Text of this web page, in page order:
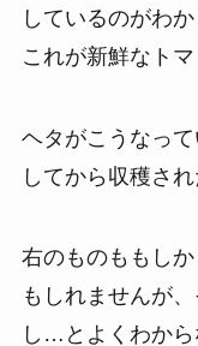
しているのがわ
これが新鮮なトマ
ヘタがこうなっ
してから収穫さ
右のものももし
もしれませんが
し…とよくわから